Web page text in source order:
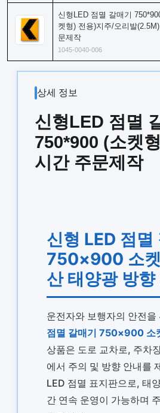
신형LED 점멸 갈매기
켓형) 전용)지주/오리발
문제작
1045-0040-006
상세 정보
신형LED 점멸
750*900 (소켓
시간 주문제작
신형 LED 점멸
750×900 소
산 태양광 방
운전자와 보행자의 안전을
점멸 갈매기 750×900 소
상품은 도로 교차로, 주차
에서 주의 및 방향 안내를
LED 점멸 표지판으로, 태
간 연속 운영이 가능하며